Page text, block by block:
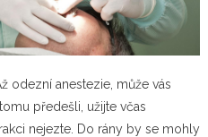
ž odezní anestezie, může vás
předešli, užijte včas
nejezte. Do rány by se mohly